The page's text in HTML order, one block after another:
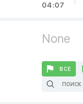
04:07
None
ВСЕ